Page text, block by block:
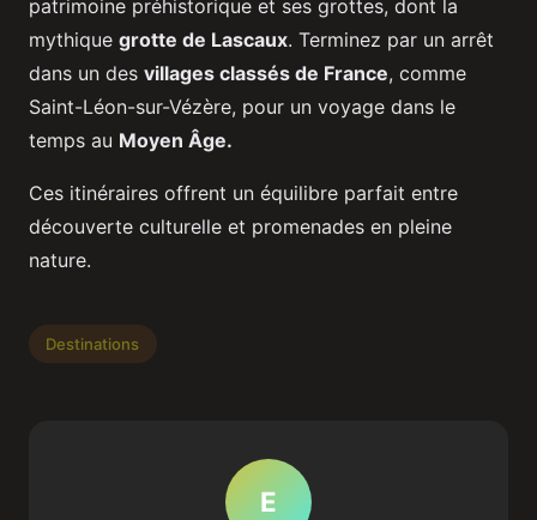
patrimoine préhistorique et ses grottes, dont la
mythique grotte de Lascaux. Terminez par un arrêt
dans un des villages classés de France, comme
Saint-Léon-sur-Vézère, pour un voyage dans le
temps au Moyen Âge.
Ces itinéraires offrent un équilibre parfait entre
découverte culturelle et promenades en pleine
nature.
Destinations
E